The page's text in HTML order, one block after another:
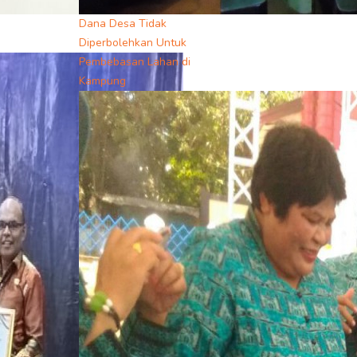
Dana Desa Tidak
Diperbolehkan Untuk
Pembebasan Lahan di
Kampung